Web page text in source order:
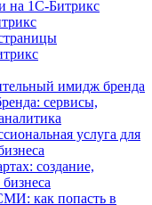
на 1С-Битрикс
имидж бренда
сервисы,
услуга для
создание,
как попасть в